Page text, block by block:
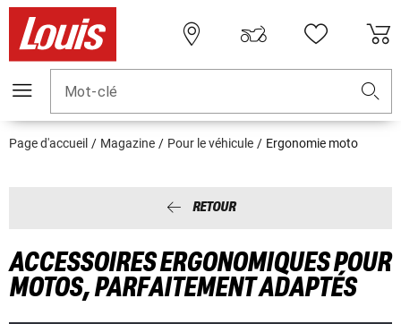
Mot-clé
Page d'accueil Magazine Pour le véhicule Ergonomie moto
RETOUR
ACCESSOIRES ERGONOMIQUES POUR
MOTOS, PARFAITEMENT ADAPTÉS